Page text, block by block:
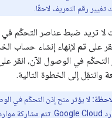
تغيير رقم التعريف لاحقًا.
لا تريد ضبط عناصر التحكّم
على تم لإنهاء إنشاء حساب
في الوصول الآن، انقر
وانتقِل إلى الخطوة التالية.
لا يؤثر منح إذن التحكّم في